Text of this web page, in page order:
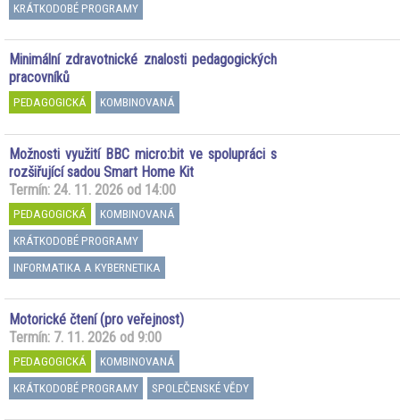
KRÁTKODOBÉ PROGRAMY
Minimální zdravotnické znalosti pedagogických
pracovníků
PEDAGOGICKÁ KOMBINOVANÁ
Možnosti využití BBC micro:bit ve spolupráci s
rozšiřující sadou Smart Home Kit
Termín: 24. 11. 2026 od 14:00
PEDAGOGICKÁ
KOMBINOVANÁ
KRÁTKODOBÉ PROGRAMY
INFORMATIKA A KYBERNETIKA
Motorické čtení (pro veřejnost)
Termín: 7. 11. 2026 od 9:00
PEDAGOGICKÁ
KOMBINOVANÁ
KRÁTKODOBÉ PROGRAMY
SPOLEČENSKÉ VĚDY